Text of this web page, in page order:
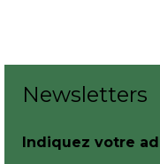
Newsletters
Indiquez votre